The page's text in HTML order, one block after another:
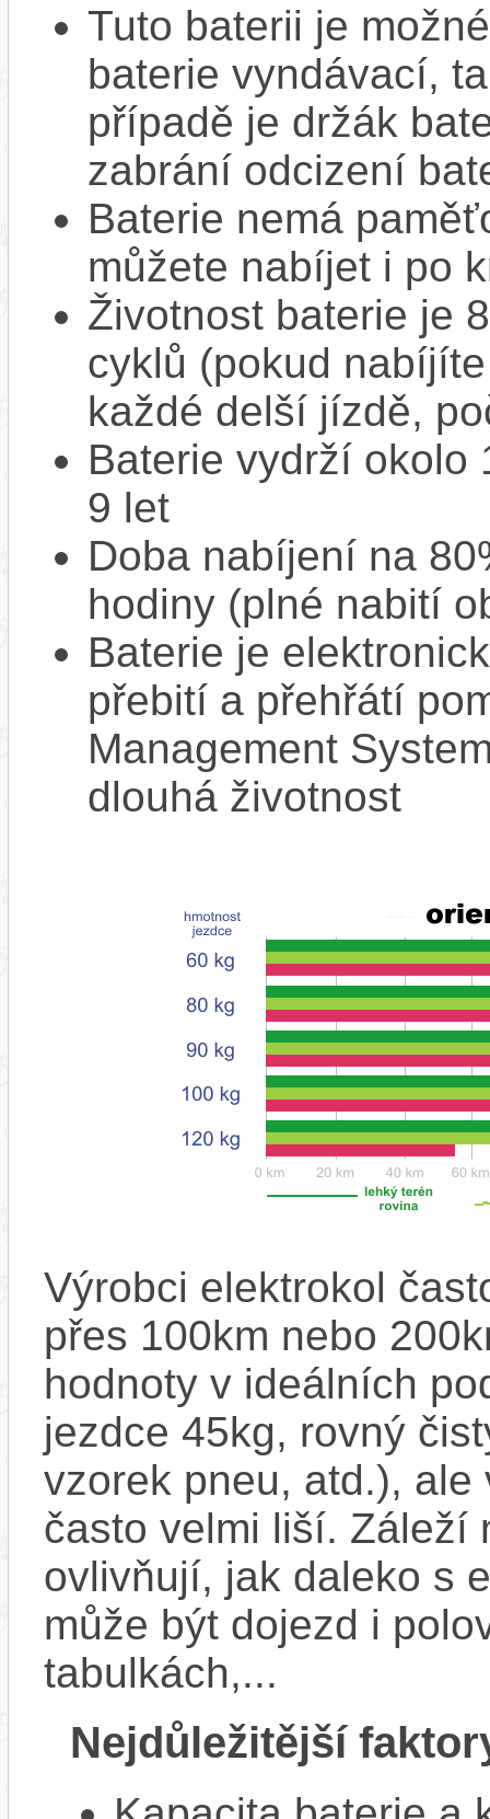
Tuto baterii je
baterie vyndávací,
případě je držák
zabrání odcizení
Baterie nemá
můžete nabíjet i po
Životnost baterie je
cyklů (pokud
každé delší jízdě,
Baterie vydrží okolo
9 let
Doba nabíjení na
hodiny (plné nabití
Baterie je
přebití a přehřátí
Management
dlouhá životnost
Výrobci elektrokol
přes 100km nebo
hodnoty v ideálních
jezdce 45kg, rovný
vzorek pneu, atd.),
často velmi liší. Záleží
ovlivňují, jak daleko s
může být dojezd i
tabulkách,...
Nejdůležitější